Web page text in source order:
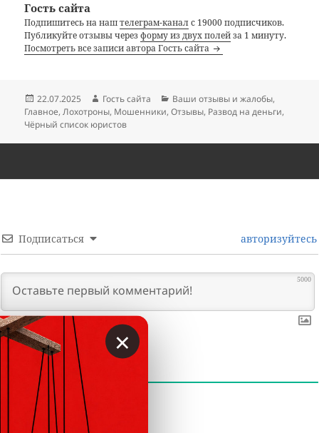
Гость сайта
Подпишитесь на наштелеграм-каналс 19000 подписчиков.
Публикуйте отзывы черезформу из двух полейза 1 минуту.
Посмотреть все записи автора Гость сайта
Опубликовано
22.07.2025 Автор
Гость сайта Рубрики
Ваши отзывы и жалобы,
Главное,Лохотроны, Мошенники,Отзывы, Развод на деньги,
Чёрный список юристов
Подписаться авторизуйтесь
5000
КОММЕНТАРИИ
×